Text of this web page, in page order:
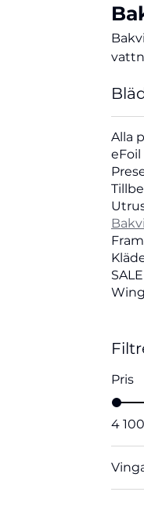
Hitta
Alla
eFoil
SALE
Pris
4